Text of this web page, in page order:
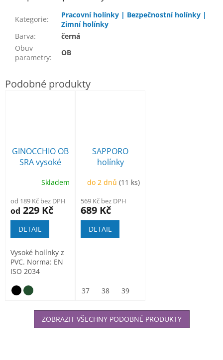
Kategorie:
Pracovní holínky | Bezpečnostní holínky |
Zimní holínky
Barva:
černá
Obuv
parametry:
OB
GINOCCHIO OB
SRA vysoké
Skladem
od 189 Kč bez DPH
od 229 Kč
DETAIL
Vysoké holínky z
PVC. Norma: EN
ISO 2034
SAPPORO
holínky
žluté
do 2 dnů(11 ks)
569 Kč bez DPH
689 Kč
DETAIL
37 38 39
ZOBRAZIT VŠECHNY PODOBNÉ PRODUKTY